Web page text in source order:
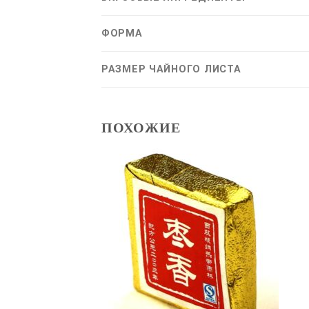
ФОРМА
РАЗМЕР ЧАЙНОГО ЛИСТА
ПОХОЖИЕ